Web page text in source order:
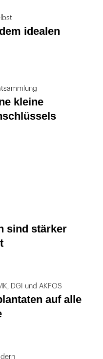
idealen
kleine
sind stärker
DGI und AKFOS
auf alle